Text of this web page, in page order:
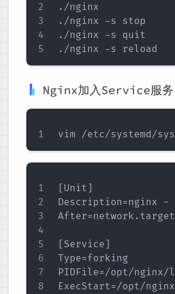
./nginx
./nginx -s stop
./nginx -s quit
Nginx加入Service服务
[Unit]
Description=nginx -
[Service]
Type=forking
PIDFile=/opt/nginx/
ExecStart=/opt/